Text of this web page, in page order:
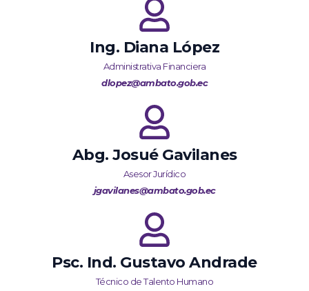
Ing. Diana López
Administrativa Financiera
dlopez@ambato.gob.ec
Abg. Josué Gavilanes
Asesor Jurídico
jgavilanes@ambato.gob.ec
Psc. Ind. Gustavo Andrade
Técnico de Talento Humano